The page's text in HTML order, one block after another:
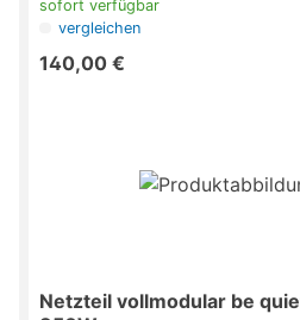
sofort verfügbar
vergleichen
140,00 €
Netzteil vollmodular be